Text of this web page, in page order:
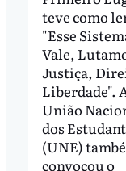
teve como
"Esse
Vale,
Justiça,
Liberdade".
União
dos
(UNE)
convocou o